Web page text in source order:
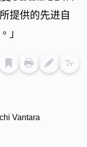
提供的先进自
」
Vantara